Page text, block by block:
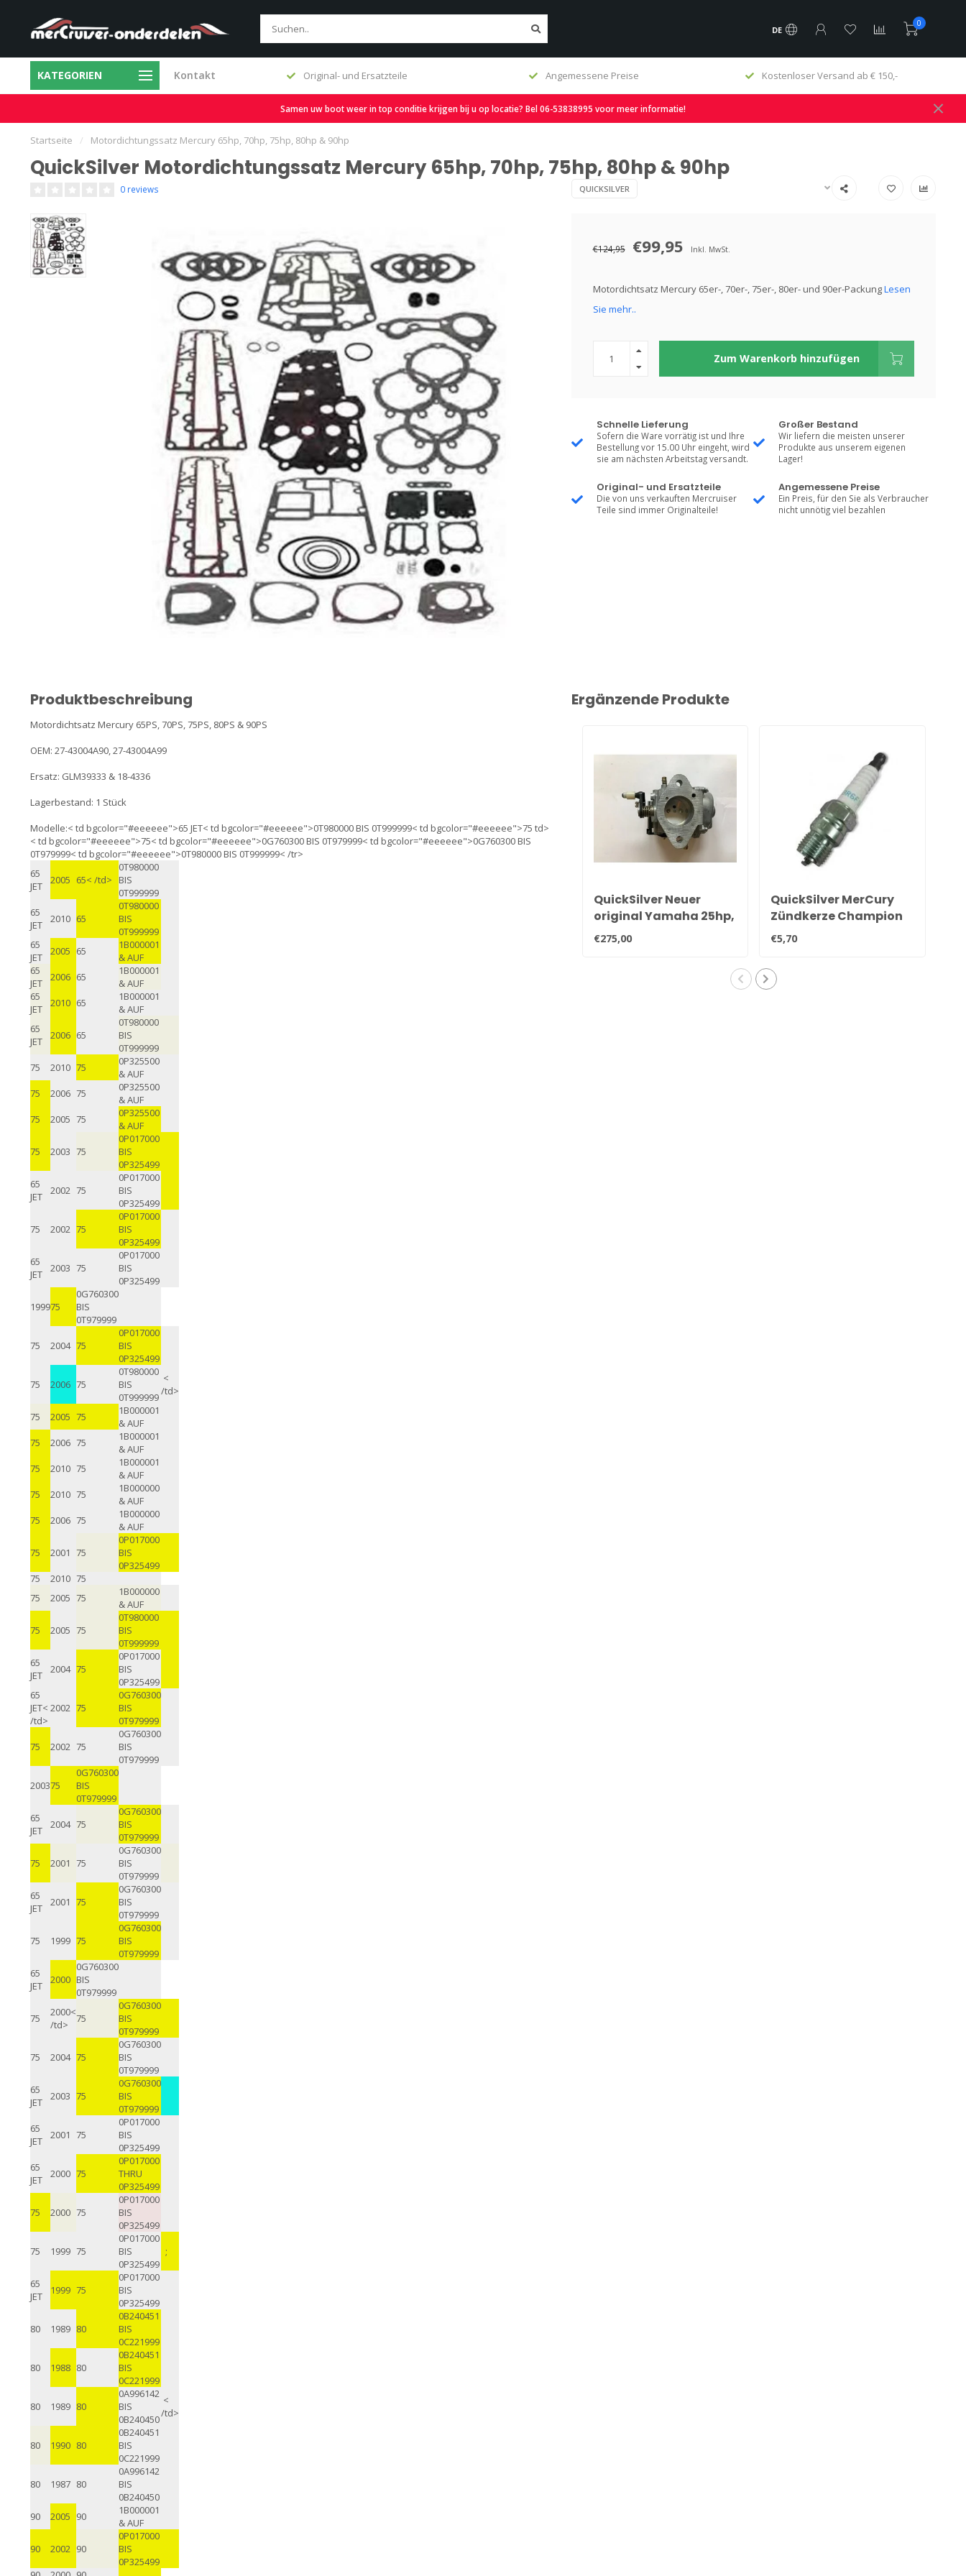
DE
0
KATEGORIEN Kontakt
Original- und Ersatzteile Angemessene Preise Kostenloser Versand ab € 150,- Schnelle Lieferung und großer Vorrat
Samen uw boot weer in top conditie krijgen bij u op locatie? Bel 06-53838995 voor meer informatie!
Startseite / Motordichtungssatz Mercury 65hp, 70hp, 75hp, 80hp & 90hp
QuickSilver Motordichtungssatz Mercury 65hp, 70hp, 75hp, 80hp & 90hp
0 reviews QUICKSILVER
€124,95 €99,95 Inkl. MwSt.
Motordichtsatz Mercury 65er-, 70er-, 75er-, 80er- und 90er-PackungLesen
Sie mehr..
Zum Warenkorb hinzufügen
Schnelle Lieferung
Sofern die Ware vorrätig ist und Ihre
Bestellung vor 15.00 Uhr eingeht, wird
sie am nächsten Arbeitstag versandt.
Großer Bestand
Wir liefern die meisten unserer
Produkte aus unserem eigenen
Lager!
Original- und Ersatzteile
Die von uns verkauften Mercruiser
Teile sind immer Originalteile!
Angemessene Preise
Ein Preis, für den Sie als Verbraucher
nicht unnötig viel bezahlen
Produktbeschreibung
Motordichtsatz Mercury 65PS, 70PS, 75PS, 80PS & 90PS
OEM: 27-43004A90, 27-43004A99
Ersatz: GLM39333 & 18-4336
Lagerbestand: 1 Stück
Modelle:< td bgcolor="#eeeeee">65 JET< td bgcolor="#eeeeee">0T980000 BIS 0T999999< td bgcolor="#eeeeee">75 td>
< td bgcolor="#eeeeee">75< td bgcolor="#eeeeee">0G760300 BIS 0T979999< td bgcolor="#eeeeee">0G760300 BIS
0T979999< td bgcolor="#eeeeee">0T980000 BIS 0T999999< /tr>
65
JET
2005 65< /td>
0T980000
BIS
0T999999
65
JET
2010 65
0T980000
BIS
0T999999
65
JET
2005 65
1B000001
& AUF
65
JET
2006 65
1B000001
& AUF
65
JET
2010 65
1B000001
& AUF
65
JET
2006 65
0T980000
BIS
0T999999
75
2010 75
0P325500
& AUF
75
2006 75
0P325500
& AUF
75
2005 75
0P325500
& AUF
75
2003 75
0P017000
BIS
0P325499
65
JET
2002 75
0P017000
BIS
0P325499
75
2002 75
0P017000
BIS
0P325499
65
JET
2003 75
0P017000
BIS
0P325499
199975
0G760300
BIS
0T979999
75
2004 75
0P017000
BIS
0P325499
75
2006 75
0T980000
BIS
0T999999
<
/td>
75
2005 75
1B000001
& AUF
75
2006 75
1B000001
& AUF
75
2010 75
1B000001
& AUF
75
2010 75
1B000000
& AUF
75
2006 75
1B000000
& AUF
75
2001 75
0P017000
BIS
0P325499
75
2010 75
75
2005 75
1B000000
& AUF
75
2005 75
0T980000
BIS
0T999999
65
JET
2004 75
0P017000
BIS
0P325499
65
JET<
/td>
2002 75
0G760300
BIS
0T979999
75
2002 75
0G760300
BIS
0T979999
200375
0G760300
BIS
0T979999
65
JET
2004 75
0G760300
BIS
0T979999
75
2001 75
0G760300
BIS
0T979999
65
JET
2001 75
0G760300
BIS
0T979999
75
1999 75
0G760300
BIS
0T979999
65
JET
2000
0G760300
BIS
0T979999
75
2000<
/td>
75
0G760300
BIS
0T979999
75
2004 75
0G760300
BIS
0T979999
65
JET
2003 75
0G760300
BIS
0T979999
65
JET
2001 75
0P017000
BIS
0P325499
65
JET
2000 75
0P017000
THRU
0P325499
75
2000 75
0P017000
BIS
0P325499
75
1999 75
0P017000
BIS
0P325499
;
65
JET
1999 75
0P017000
BIS
0P325499
80
1989 80
0B240451
BIS
0C221999
80
1988 80
0B240451
BIS
0C221999
80
1989 80
0A996142
BIS
0B240450
<
/td>
80 1990 80
0B240451
BIS
0C221999
80
1987 80
0A996142
BIS
0B240450
90
2005 90
1B000001
& AUF
90
2002 90
0P017000
BIS
0P325499
Ergänzende Produkte
QuickSilver Neuer
original Yamaha 25hp,
30hp, 35hp & 40hp
Vergaser
€275,00
QuickSilver MerCury
Zündkerze Champion
QL78YC
€5,70